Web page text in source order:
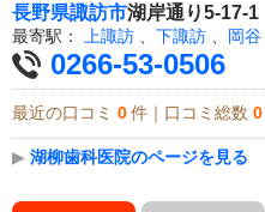
長野県諏訪市湖岸通り5-17-1
最寄駅： 上諏訪 下諏訪 岡谷
0266-53-0506
最近の口コミ 0 件｜口コミ総数 0
▶ 湖柳歯科医院のページを見る